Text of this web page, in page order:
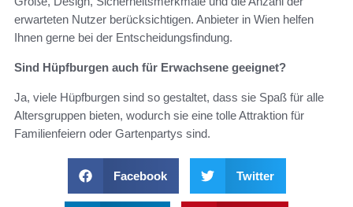
erwarteten Nutzer berücksichtigen. Anbieter in Wien helfen
Ihnen gerne bei der Entscheidungsfindung.
Sind Hüpfburgen auch für Erwachsene geeignet?
Ja, viele Hüpfburgen sind so gestaltet, dass sie Spaß für alle
Altersgruppen bieten, wodurch sie eine tolle Attraktion für
Familienfeiern oder Gartenpartys sind.
Facebook Twitter